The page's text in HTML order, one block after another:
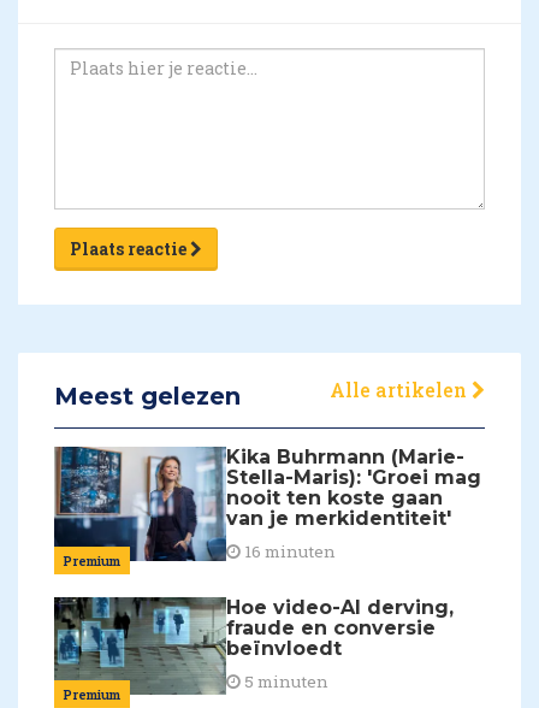
Plaats reactie
Meest gelezen Alle artikelen
Premium
Kika Buhrmann (Marie-
Stella-Maris): 'Groei mag
nooit ten koste gaan
van je merkidentiteit'
16 minuten
Premium
Hoe video-AI derving,
fraude en conversie
beïnvloedt
5 minuten